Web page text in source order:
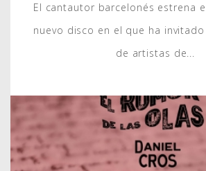
El cantautor barcelonés estrena
nuevo disco en el que ha
de artistas de...